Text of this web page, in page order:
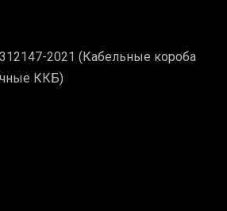
2021 (Кабельные короба
ККБ)